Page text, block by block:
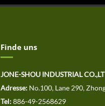
Finde uns
JONE-SHOU INDUSTRIAL
Adresse: No.100, Lane 290,
Tel:886-49-2568629